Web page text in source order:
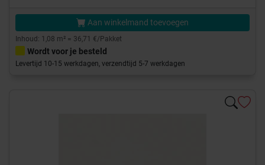
Aan winkelmand toevoegen
Inhoud: 1,08 m² = 36,71 €/Pakket
Wordt voor je besteld
Levertijd 10-15 werkdagen, verzendtijd 5-7 werkdagen